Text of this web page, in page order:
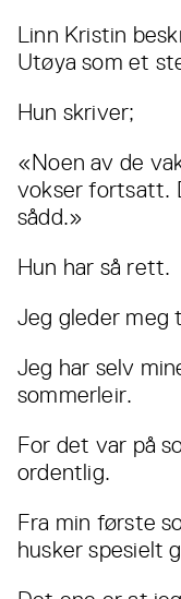
Linn Kristin
Utøya som et
Hun skriver;
«Noen av de
vokser fortsatt.
sådd.»
Hun har så rett.
Jeg gleder
Jeg har selv
sommerleir.
For det var på
ordentlig.
Fra min første
husker spesielt